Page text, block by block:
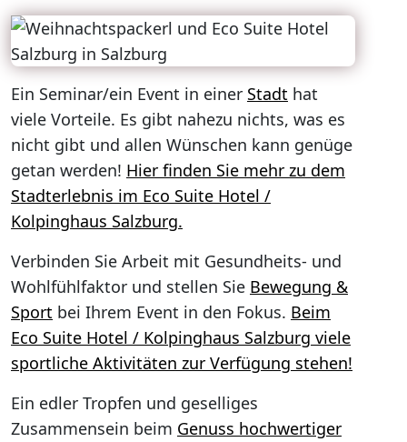
Ein Seminar/ein Event in einer Stadt hat
viele Vorteile. Es gibt nahezu nichts, was es
nicht gibt und allen Wünschen kann genüge
getan werden! Hier finden Sie mehr zu dem
Stadterlebnis im Eco Suite Hotel /
Kolpinghaus Salzburg.
Verbinden Sie Arbeit mit Gesundheits- und
Wohlfühlfaktor und stellen Sie Bewegung &
Sport bei Ihrem Event in den Fokus. Beim
Eco Suite Hotel / Kolpinghaus Salzburg viele
sportliche Aktivitäten zur Verfügung stehen!
Ein edler Tropfen und geselliges
Zusammensein beim Genuss hochwertiger